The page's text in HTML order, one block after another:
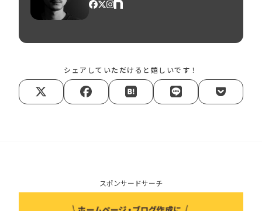
シェアしていただけると嬉しいです！
スポンサードサーチ